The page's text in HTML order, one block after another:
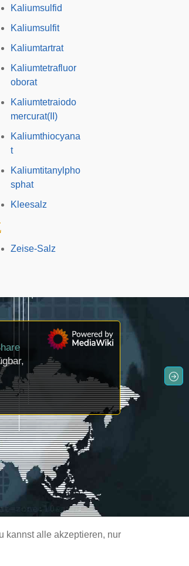
kannst alle akzeptieren, nur
Kaliumsulfid
Kaliumsulfit
Kaliumtartrat
Kaliumtetrafluor
oborat
Kaliumtetraiodo
mercurat(II)
Kaliumthiocyana
t
Kaliumtitanylpho
sphat
Kleesalz
Zeise-Salz